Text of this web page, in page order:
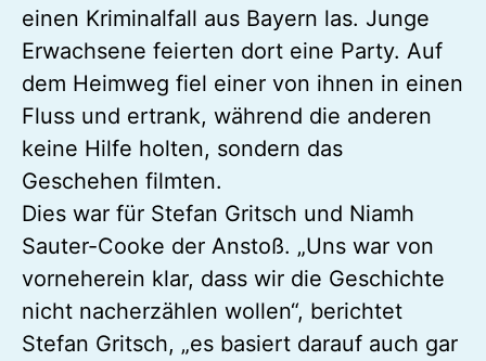
einen Kriminalfall aus Bayern las. Junge
Erwachsene feierten dort eine Party. Auf
dem Heimweg fiel einer von ihnen in einen
Fluss und ertrank, während die anderen
keine Hilfe holten, sondern das
Geschehen filmten.
Dies war für Stefan Gritsch und Niamh
Sauter-Cooke der Anstoß. „Uns war von
vorneherein klar, dass wir die Geschichte
nicht nacherzählen wollen“, berichtet
Stefan Gritsch, „es basiert darauf auch gar